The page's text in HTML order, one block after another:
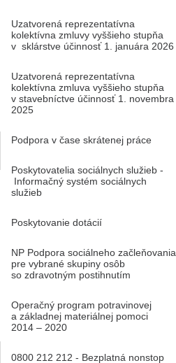
Uzatvorená reprezentatívna
kolektívna zmluvy vyššieho stupňa
v sklárstve účinnosť 1. januára 2026
Uzatvorená reprezentatívna
kolektívna zmluva vyššieho stupňa
v stavebníctve účinnosť 1. novembra
2025
Podpora v čase skrátenej práce
Poskytovatelia sociálnych služieb -
Informačný systém sociálnych
služieb
Poskytovanie dotácií
NP Podpora sociálneho začleňovania
pre vybrané skupiny osôb
so zdravotným postihnutím
Operačný program potravinovej
a základnej materiálnej pomoci
2014 – 2020
0800 212 212 - Bezplatná nonstop